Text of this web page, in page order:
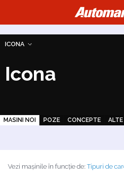
ICONA
Icona
MASINI NOI POZE CONCEPTE
Vezi mașinile în funcție de:Tipuri de